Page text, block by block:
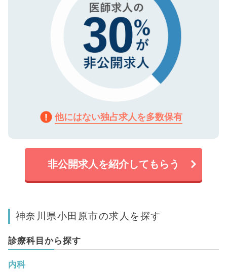
他にはない独占求人を多数保有
非公開求人を紹介してもらう
神奈川県小田原市の求人を探す
診療科目から探す
内科